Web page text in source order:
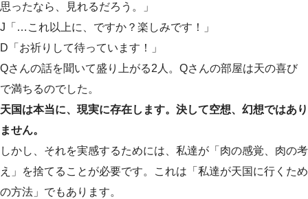
思ったなら、見れるだろう。」
J「…これ以上に、ですか？楽しみです！」
D「お祈りして待っています！」
Qさんの話を聞いて盛り上がる2人。Qさんの部屋は天の喜び
で満ちるのでした。
天国は本当に、現実に存在します。決して空想、幻想ではあり
ません。
しかし、それを実感するためには、私達が「肉の感覚、肉の考
え」を捨てることが必要です。これは「私達が天国に行くため
の方法」でもあります。